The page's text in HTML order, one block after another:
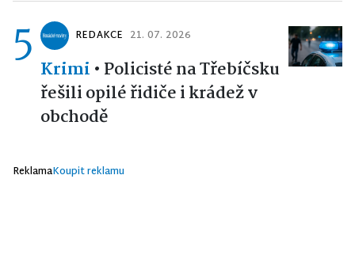
5 REDAKCE 21. 07. 2026
Krimi • Policisté na Třebíčsku
řešili opilé řidiče i krádež v
obchodě
ReklamaKoupit reklamu